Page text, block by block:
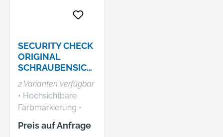
SECURITY CHECK
ORIGINAL
SCHRAUBENSICH
ERUNGS-
SIEGELLACK
2 Varianten verfügbar
• Hochsichtbare
Farbmarkierung •
Haftet perfekt auf
Metall • Enthält kein
Preis auf Anfrage